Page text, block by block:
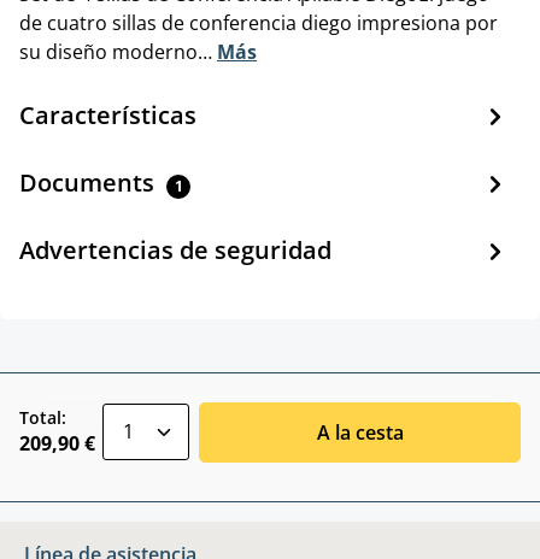
de cuatro sillas de conferencia diego impresiona por
su diseño moderno… Más
Características
Documents 1
Advertencias de seguridad
Total:
209,90 € A la cesta